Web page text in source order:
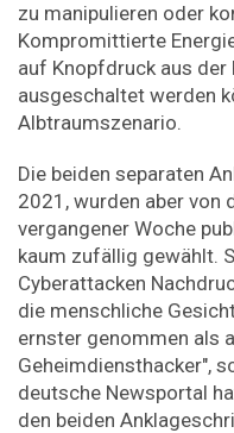
zu manipulieren oder
Kompromittierte
auf Knopfdruck aus der
ausgeschaltet werden
Albtraumszenario.
Die beiden separaten
2021, wurden aber von
vergangener Woche
kaum zufällig gewählt.
Cyberattacken
die menschliche
ernster genommen als
Geheimdiensthacker",
deutsche Newsportal
den beiden